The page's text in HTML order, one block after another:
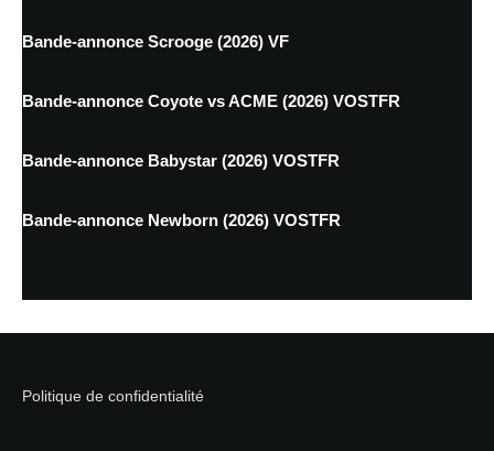
Bande-annonce Scrooge (2026) VF
Bande-annonce Coyote vs ACME (2026) VOSTFR
Bande-annonce Babystar (2026) VOSTFR
Bande-annonce Newborn (2026) VOSTFR
Politique de confidentialité